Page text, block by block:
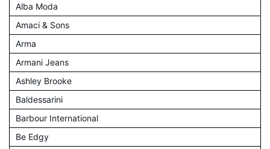
Alba Moda
Amaci & Sons
Arma
Armani Jeans
Ashley Brooke
Baldessarini
Barbour International
Be Edgy